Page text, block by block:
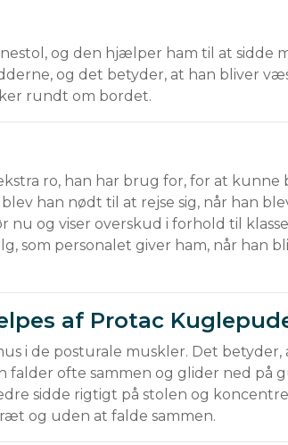
og den hjælper ham til at sidde
og det betyder, at han bliver
rundt om bordet.
ro, han har brug for, for at kunne
han nødt til at rejse sig, når han
og viser overskud i forhold til
som personalet giver ham, når han
af Protac
i de posturale muskler. Det betyder,
ofte sammen og glider ned på
sidde rigtigt på stolen og
og uden at falde sammen.